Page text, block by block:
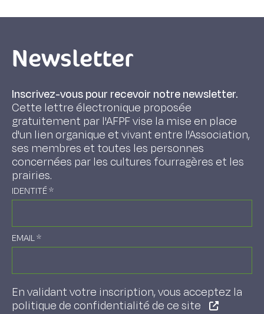
Newsletter
Inscrivez-vous pour recevoir notre newsletter.
Cette lettre électronique proposée
gratuitement par l'AFPF vise la mise en place
d'un lien organique et vivant entre l'Association,
ses membres et toutes les personnes
concernées par les cultures fourragères et les
prairies.
IDENTITÉ*
EMAIL*
En validant votre inscription, vous acceptez la
politique de confidentialité de ce site